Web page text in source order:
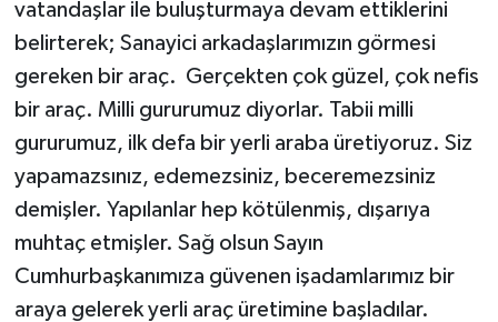
vatandaşlar ile buluşturmaya devam ettiklerini
belirterek; Sanayici arkadaşlarımızın görmesi
gereken bir araç. Gerçekten çok güzel, çok nefis
bir araç. Milli gururumuz diyorlar. Tabii milli
gururumuz, ilk defa bir yerli araba üretiyoruz. Siz
yapamazsınız, edemezsiniz, beceremezsiniz
demişler. Yapılanlar hep kötülenmiş, dışarıya
muhtaç etmişler. Sağ olsun Sayın
Cumhurbaşkanımıza güvenen işadamlarımız bir
araya gelerek yerli araç üretimine başladılar.